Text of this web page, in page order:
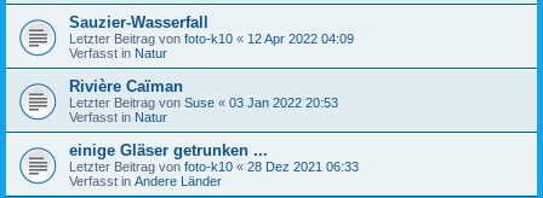
Sauzier-Wasserfall
Letzter Beitrag von foto-k10 « 12 Apr 2022 04:09
Verfasst in Natur
Rivière Caïman
Letzter Beitrag von Suse « 03 Jan 2022 20:53
Verfasst in Natur
einige Gläser getrunken ...
Letzter Beitrag von foto-k10 « 28 Dez 2021 06:33
Verfasst in Andere Länder